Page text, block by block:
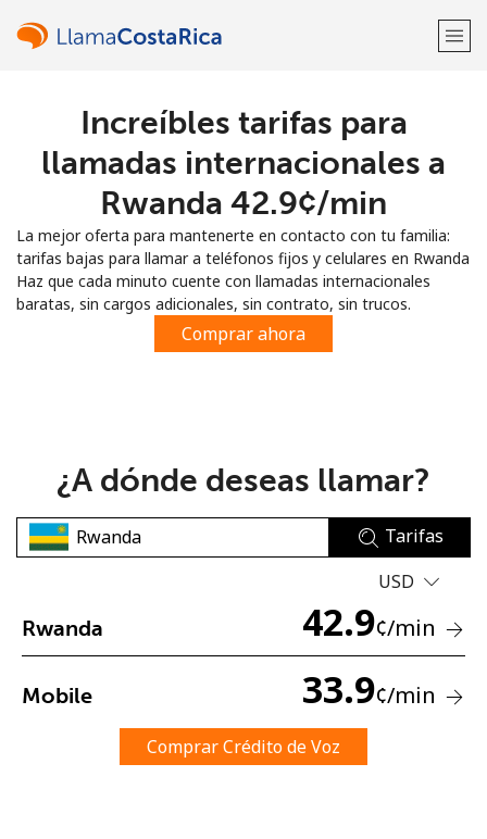
¡Bienvenido!
Regístrate con
No se ha creado una contraseña
Mínimo 8 caracteres
Un caracter especial
Increíbles tarifas para
llamadas internacionales a
Rwanda ⁦42.9¢⁩/min
La mejor oferta para mantenerte en contacto con tu familia:
tarifas bajas para llamar a teléfonos fijos y celulares en Rwanda
Haz que cada minuto cuente con llamadas internacionales
baratas, sin cargos adicionales, sin contrato, sin trucos.
Comprar ahora
¿A dónde deseas llamar?
Tarifas
USD
Rwanda 42.9¢/min
Mobile 33.9¢/min
Comprar Crédito de Voz